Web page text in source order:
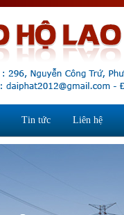
Tin tức Liên hệ